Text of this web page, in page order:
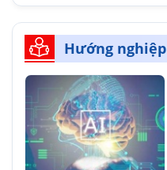
Hướng nghiệp